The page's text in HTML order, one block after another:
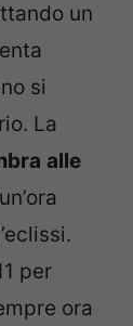
un
si
La
alle
per
ora